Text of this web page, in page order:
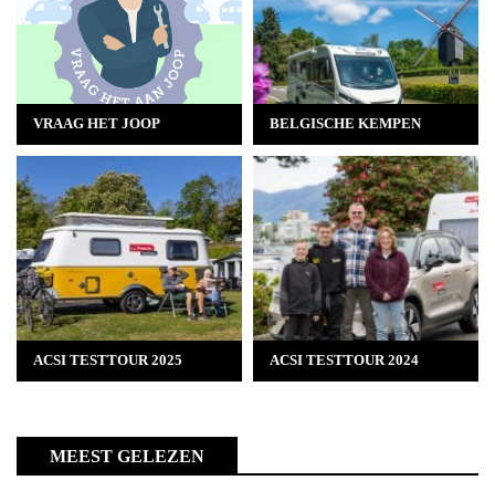
VRAAG HET JOOP
ACSI TESTTOUR 2025
BELGISCHE KEMPEN
ACSI TESTTOUR 2024
MEEST GELEZEN